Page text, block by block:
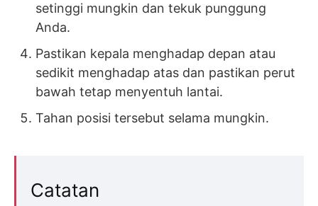
setinggi mungkin dan tekuk punggung
Anda.
Pastikan kepala menghadap depan atau
sedikit menghadap atas dan pastikan perut
bawah tetap menyentuh lantai.
Tahan posisi tersebut selama mungkin.
Catatan